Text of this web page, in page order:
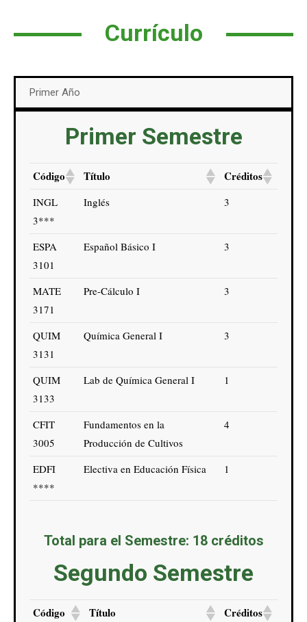
Currículo
Primer Año
Primer Semestre
Código Título Créditos
INGL
3***
Inglés 3
ESPA
3101
Español Básico I 3
MATE
3171
Pre-Cálculo I 3
QUIM
3131
Química General I 3
QUIM
3133
Lab de Química General I 1
CFIT
3005
Fundamentos en la
Producción de Cultivos
4
EDFI
****
Electiva en Educación Física 1
Total para el Semestre: 18 créditos
Segundo Semestre
Código Título Créditos